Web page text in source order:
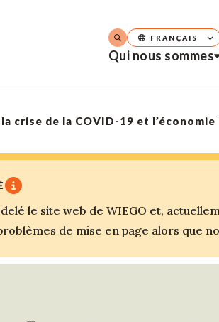
Qui nous sommes
FRANÇAIS
crise de la COVID-19 et
le site web de WIEGO et,
de mise en page alors que